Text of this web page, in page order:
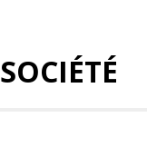
SOCIÉTÉ